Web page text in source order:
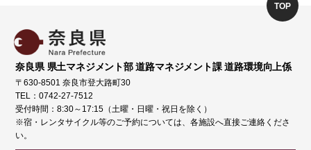
奈良県 県土マネジメント部 道路マネジメント課 道路環境向上係
〒630-8501 奈良市登大路町30
TEL：0742-27-7512
受付時間：8:30～17:15（土曜・日曜・祝日を除く）
※宿・レンタサイクル等のご予約については、各施設へ直接ご連絡くださ
い。
TOP